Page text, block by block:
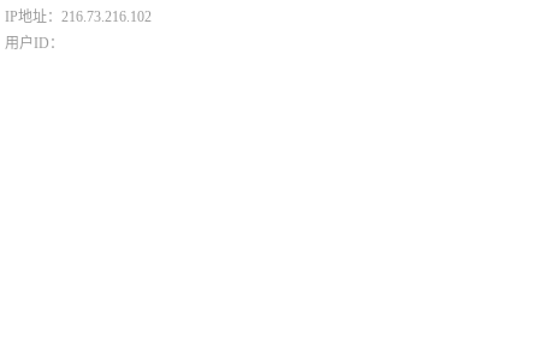
IP地址：216.73.216.102
用户ID：